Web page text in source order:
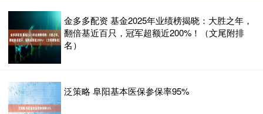
金多多配资 基金2025年业绩榜揭晓：大胜之年，
翻倍基近百只，冠军超额近200%！（文尾附排
名）
泛策略 阜阳基本医保参保率95%